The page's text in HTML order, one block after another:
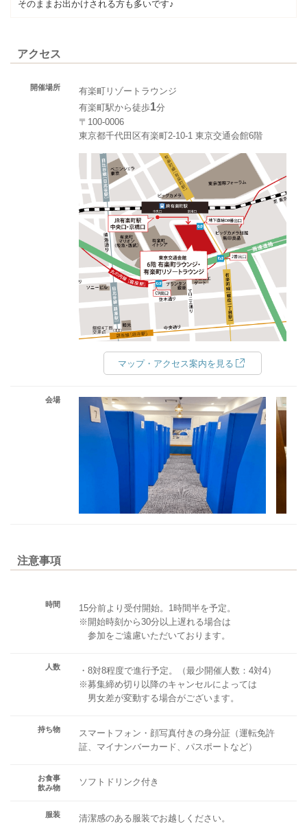
そのままお出かけされる方も多いです♪
アクセス
開催場所
有楽町リゾートラウンジ
有楽町駅から徒歩1分
〒100-0006
東京都千代田区有楽町2-10-1 東京交通会館6階
マップ・アクセス案内を見る
会場
注意事項
時間
15分前より受付開始。1時間半を予定。
※開始時刻から30分以上遅れる場合は
参加をご遠慮いただいております。
人数
・8対8程度で進行予定。（最少開催人数：4対4）
※募集締め切り以降のキャンセルによっては
男女差が変動する場合がございます。
持ち物
スマートフォン・顔写真付きの身分証（運転免許
証、マイナンバーカード、パスポートなど）
お食事
飲み物
ソフトドリンク付き
服装 清潔感のある服装でお越しください。